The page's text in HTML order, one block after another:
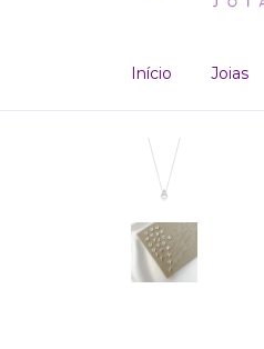
Início Joias